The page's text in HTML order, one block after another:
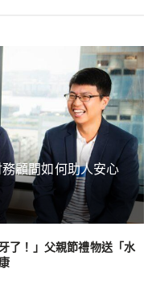
顧問如何助人安心
了！」父親節禮物送「水